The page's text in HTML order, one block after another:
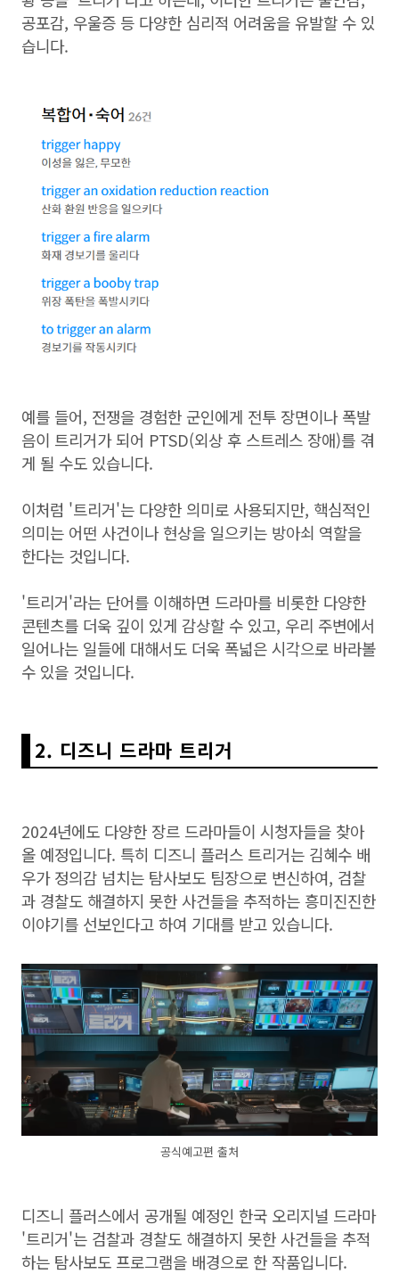
공포감, 우울증 등 다양한 심리적 어려움을 유발할 수 있
습니다.
예를 들어, 전쟁을 경험한 군인에게 전투 장면이나 폭발
음이 트리거가 되어 PTSD(외상 후 스트레스 장애)를 겪
게 될 수도 있습니다.
이처럼 '트리거'는 다양한 의미로 사용되지만, 핵심적인
의미는 어떤 사건이나 현상을 일으키는 방아쇠 역할을
한다는 것입니다.
'트리거'라는 단어를 이해하면 드라마를 비롯한 다양한
콘텐츠를 더욱 깊이 있게 감상할 수 있고, 우리 주변에서
일어나는 일들에 대해서도 더욱 폭넓은 시각으로 바라볼
수 있을 것입니다.
2. 디즈니 드라마 트리거
2024년에도 다양한 장르 드라마들이 시청자들을 찾아
올 예정입니다. 특히 디즈니 플러스 트리거는 김혜수 배
우가 정의감 넘치는 탐사보도 팀장으로 변신하여, 검찰
과 경찰도 해결하지 못한 사건들을 추적하는 흥미진진한
이야기를 선보인다고 하여 기대를 받고 있습니다.
공식예고편 출처
디즈니 플러스에서 공개될 예정인 한국 오리지널 드라마
'트리거'는 검찰과 경찰도 해결하지 못한 사건들을 추적
하는 탐사보도 프로그램을 배경으로 한 작품입니다.